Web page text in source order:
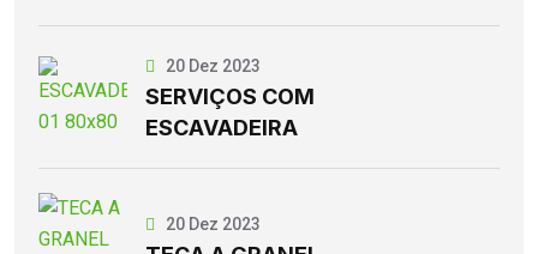
20 Dez 2023
SERVIÇOS COM
ESCAVADEIRA
20 Dez 2023